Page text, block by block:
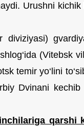
Urushni
diviziyasi)
(Vitebsk
temir yo‘lini
Dvinani kechib
qarshi